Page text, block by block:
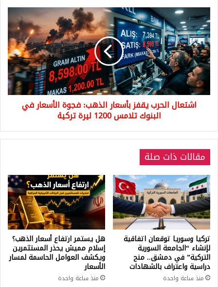
الحرب
يقفز
بأسعار
الذهب:
فجوة
الأسعار
في
البنوك
تلامس
تركية
اشتعال الحرب يقفز بأسعار الذهب: فجوة الأسعار في
البنوك تلامس 1200 ليرة تركية
مقالات ذات صلة
تركيا وسوريا توقعان اتفاقية
لإنشاء “الجامعة السورية
التركية” في دمشق.. منح
دراسية واعتراف بالشهادات
منذ ساعة واحدة
هل يستمر ارتفاع أسعار الذهب؟
إسلام مميش يحذر المستثمرين
ويكشف العوامل الحاسمة لمسار
الأسعار
منذ ساعة واحدة